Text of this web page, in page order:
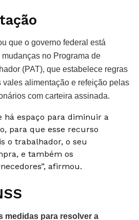
que o governo federal está
no Programa de
(PAT), que estabelece regras
vales alimentação e refeição pelas
com carteira assinada.
há espaço para diminuir a
para que esse recurso
o trabalhador, o seu
e também os
afirmou.
medidas para resolver a